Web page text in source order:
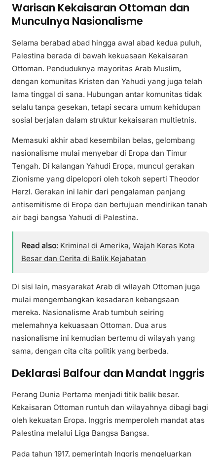
Warisan Kekaisaran Ottoman dan
Munculnya Nasionalisme
Selama berabad abad hingga awal abad kedua puluh,
Palestina berada di bawah kekuasaan Kekaisaran
Ottoman. Penduduknya mayoritas Arab Muslim,
dengan komunitas Kristen dan Yahudi yang juga telah
lama tinggal di sana. Hubungan antar komunitas tidak
selalu tanpa gesekan, tetapi secara umum kehidupan
sosial berjalan dalam struktur kekaisaran multietnis.
Memasuki akhir abad kesembilan belas, gelombang
nasionalisme mulai menyebar di Eropa dan Timur
Tengah. Di kalangan Yahudi Eropa, muncul gerakan
Zionisme yang dipelopori oleh tokoh seperti Theodor
Herzl. Gerakan ini lahir dari pengalaman panjang
antisemitisme di Eropa dan bertujuan mendirikan tanah
air bagi bangsa Yahudi di Palestina.
Read also: Kriminal di Amerika, Wajah Keras Kota
Besar dan Cerita di Balik Kejahatan
Di sisi lain, masyarakat Arab di wilayah Ottoman juga
mulai mengembangkan kesadaran kebangsaan
mereka. Nasionalisme Arab tumbuh seiring
melemahnya kekuasaan Ottoman. Dua arus
nasionalisme ini kemudian bertemu di wilayah yang
sama, dengan cita cita politik yang berbeda.
Deklarasi Balfour dan Mandat Inggris
Perang Dunia Pertama menjadi titik balik besar.
Kekaisaran Ottoman runtuh dan wilayahnya dibagi bagi
oleh kekuatan Eropa. Inggris memperoleh mandat atas
Palestina melalui Liga Bangsa Bangsa.
Pada tahun 1917, pemerintah Inggris mengeluarkan